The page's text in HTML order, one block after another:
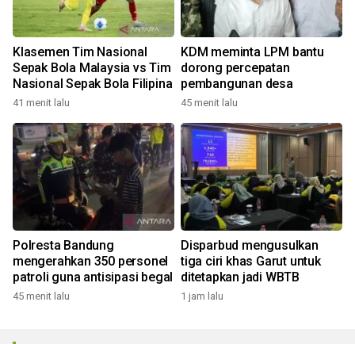
Klasemen Tim Nasional
Sepak Bola Malaysia vs Tim
Nasional Sepak Bola Filipina
41 menit lalu
KDM meminta LPM bantu
dorong percepatan
pembangunan desa
45 menit lalu
Polresta Bandung
mengerahkan 350 personel
patroli guna antisipasi begal
45 menit lalu
Disparbud mengusulkan
tiga ciri khas Garut untuk
ditetapkan jadi WBTB
1 jam lalu